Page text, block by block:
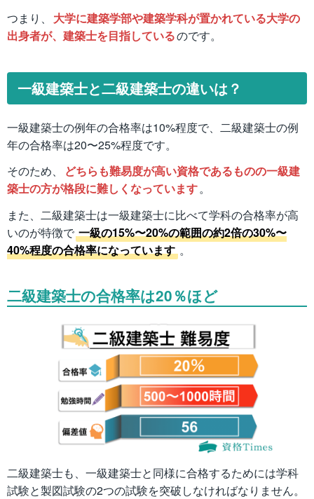
つまり、
大学に建築学部や建築学科が置かれている大学の
出身者が、建築士を目指しているのです。
一級建築士と二級建築士の違いは？
一級建築士の例年の合格率は10%程度で、二級建築士の例
年の合格率は20〜25%程度です。
そのため、
どちらも難易度が高い資格であるものの一級建
築士の方が格段に難しくなっています。
また、二級建築士は一級建築士に比べて学科の合格率が高
いのが特徴で 一級の15%〜20%の範囲の約2倍の30%〜
40%程度の合格率になっています 。
二級建築士の合格率は20％ほど
二級建築士も、一級建築士と同様に合格するためには学科
試験と製図試験の2つの試験を突破しなければなりません。